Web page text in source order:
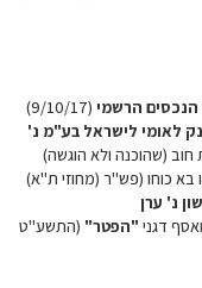
הרשמי
(9/10/17)
לאומי לישראל בע"מ נ'
חוב (שהוכנה ולא הוגשה)
בא כוחו (פש"ר (מחוזי ת"א)
נ' ערן
"הפטר" (התשע"ט